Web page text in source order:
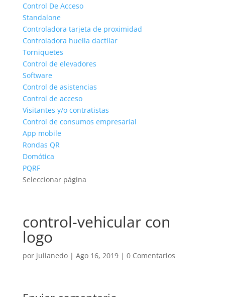
Control De Acceso
Standalone
Controladora tarjeta de proximidad
Controladora huella dactilar
Torniquetes
Control de elevadores
Software
Control de asistencias
Control de acceso
Visitantes y/o contratistas
Control de consumos empresarial
App mobile
Rondas QR
Domótica
PQRF
Seleccionar página
control-vehicular con
logo
por julianedo| Ago 16, 2019| 0 Comentarios